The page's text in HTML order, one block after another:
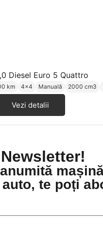
Diesel Euro 5 Quattro
km 4x4 Manuală 2000 cm3
Vezi detalii
te poți